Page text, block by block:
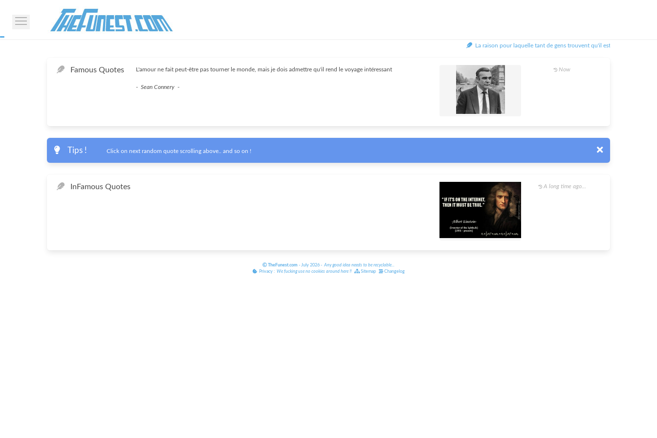
La raison pour laquelle tant de gens trouvent qu'il est si difficile d'être
Famous Quotes L'amour ne fait peut-être pas tourner le monde, mais je dois admettre qu'il rend le voyage intéressant
- Sean Connery-
Now
Tips ! Click on next random quote scrolling above.. and so on !
In Famous Quotes A long time ago...
TheFunest.com - July 2026 - Any good idea needs to be recyclable
Privacy : We fucking use no cookies around here!! Sitemap Changelog